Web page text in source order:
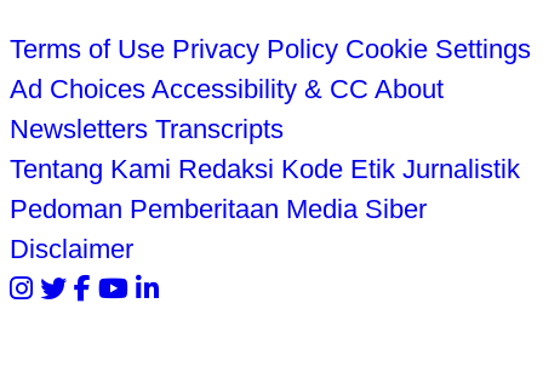
Terms of Use Privacy Policy Cookie Settings
Ad Choices Accessibility & CC About
Newsletters Transcripts
Tentang Kami Redaksi Kode Etik Jurnalistik
Pedoman Pemberitaan Media Siber
Disclaimer